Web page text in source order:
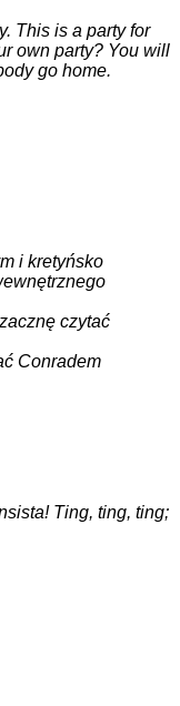
This is a party for
own party? You will
go home.
i kretyńsko
czytać
Conradem
Ting, ting, ting;